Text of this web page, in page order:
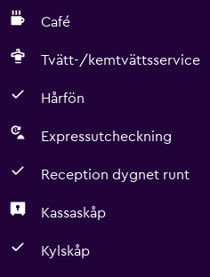
Café
Tvätt-/kemtvättsservice
Hårfön
Expressutcheckning
Reception dygnet runt
Kassaskåp
Kylskåp